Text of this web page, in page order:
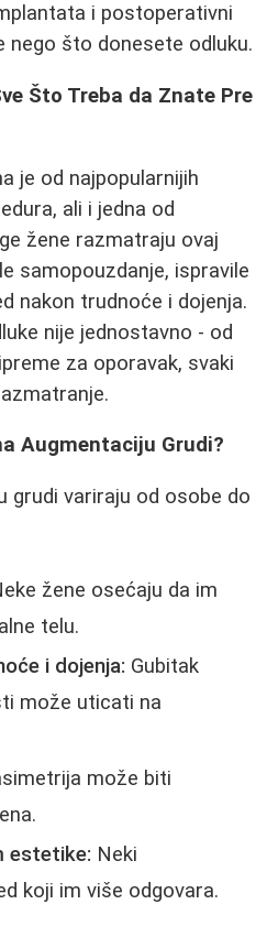
i postoperativni
nego što donesete odluku.
Što Treba da Znate Pre
je od najpopularnijih
ali i jedna od
žene razmatraju ovaj
samopouzdanje, ispravile
nakon trudnoće i dojenja.
nije jednostavno - od
za oporavak, svaki
Augmentaciju Grudi?
grudi variraju od osobe do
žene osećaju da im
telu.
i dojenja: Gubitak
može uticati na
može biti
estetike: Neki
koji im više odgovara.